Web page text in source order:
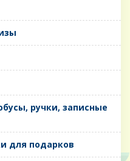
ручки, записные
для подарков